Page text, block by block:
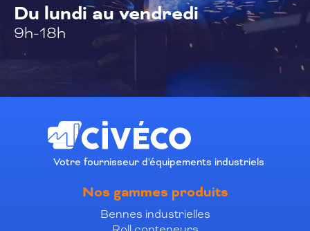
Du lundi au vendredi
9h-18h
Votre fournisseur d'équipements industriels
Nos gammes produits
Bennes industrielles